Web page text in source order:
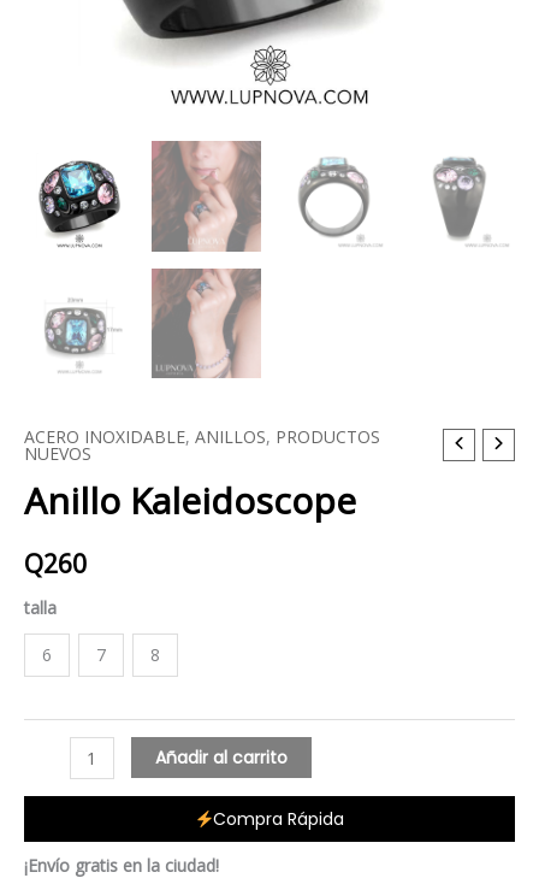
ACERO INOXIDABLE, ANILLOS, PRODUCTOS
NUEVOS
Anillo Kaleidoscope
Q260
talla
6 7 8
Anillo
cantidad
Añadir al carrito
Compra Rápida
¡Envío gratis en la ciudad!